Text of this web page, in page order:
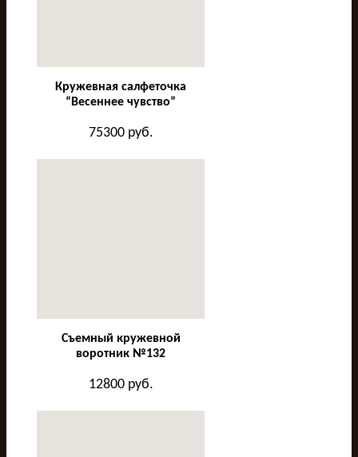
Кружевная салфеточка
“Весеннее чувство”
75300руб.
Съемный кружевной
воротник №132
12800руб.